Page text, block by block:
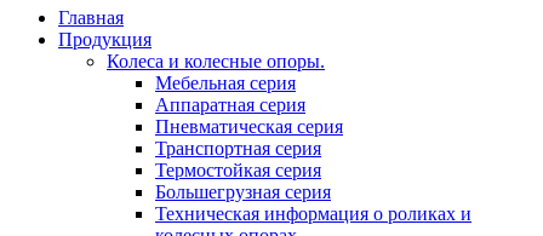
Главная
Продукция
Колеса и колесные опоры.
Мебельная серия
Аппаратная серия
Пневматическая серия
Транспортная серия
Термостойкая серия
Большегрузная серия
Техническая информация о роликах и